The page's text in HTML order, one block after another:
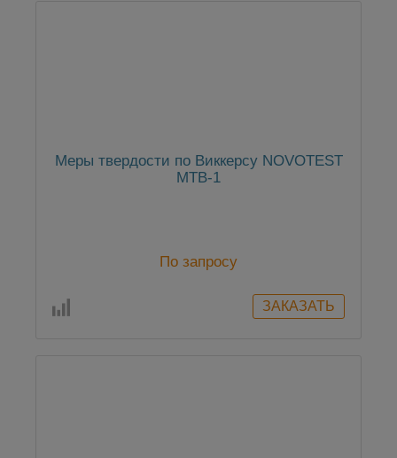
Меры твердости по Виккерсу NOVOTEST
МТВ-1
По запросу